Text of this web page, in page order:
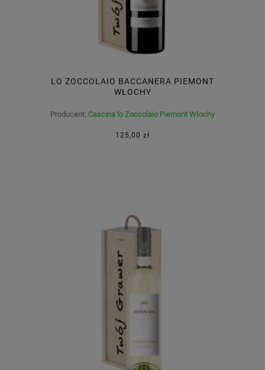
LO ZOCCOLAIO BACCANERA PIEMONT
WŁOCHY
Producent: Cascina lo Zoccolaio Piemont Włochy
125,00 zł